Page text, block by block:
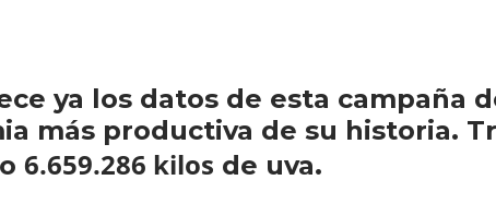
ya los datos de esta campaña
más productiva de su historia.
6.659.286 kilos de uva.